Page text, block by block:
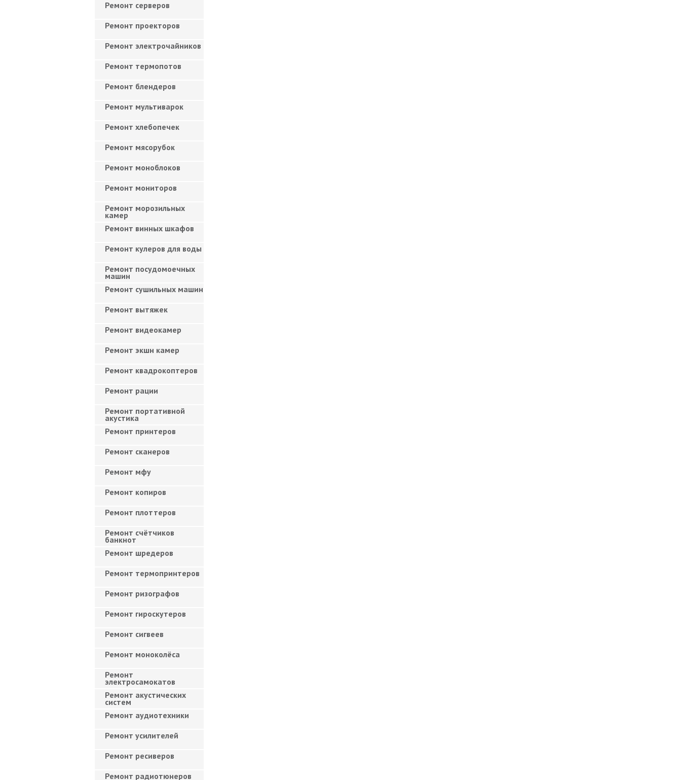
Ремонт серверов
Ремонт проекторов
Ремонт электрочайников
Ремонт термопотов
Ремонт блендеров
Ремонт мультиварок
Ремонт хлебопечек
Ремонт мясорубок
Ремонт моноблоков
Ремонт мониторов
Ремонт морозильных
камер
Ремонт винных шкафов
Ремонт кулеров для воды
Ремонт посудомоечных
машин
Ремонт сушильных машин
Ремонт вытяжек
Ремонт видеокамер
Ремонт экшн камер
Ремонт квадрокоптеров
Ремонт рации
Ремонт портативной
акустика
Ремонт принтеров
Ремонт сканеров
Ремонт мфу
Ремонт копиров
Ремонт плоттеров
Ремонт счётчиков
банкнот
Ремонт шредеров
Ремонт термопринтеров
Ремонт ризографов
Ремонт гироскутеров
Ремонт сигвеев
Ремонт моноколёса
Ремонт
электросамокатов
Ремонт акустических
систем
Ремонт аудиотехники
Ремонт усилителей
Ремонт ресиверов
Ремонт радиотюнеров